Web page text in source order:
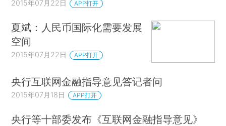
2015年07月22日 APP打开
夏斌：人民币国际化需要发展
空间
2015年07月22日 APP打开
央行互联网金融指导意见答记者问
2015年07月18日 APP打开
央行等十部委发布《互联网金融指导意见》